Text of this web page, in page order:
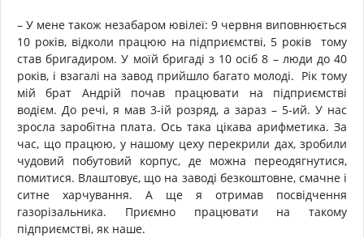
– У мене також незабаром ювілеї: 9 червня виповнюється
10 років, відколи працюю на підприємстві, 5 років тому
став бригадиром. У моїй бригаді з 10 осіб 8 – люди до 40
років, і взагалі на завод прийшло багато молоді. Рік тому
мій брат Андрій почав працювати на підприємстві
водієм. До речі, я мав 3-ій розряд, а зараз – 5-ий. У нас
зросла заробітна плата. Ось така цікава арифметика. За
час, що працюю, у нашому цеху перекрили дах, зробили
чудовий побутовий корпус, де можна переодягнутися,
помитися. Влаштовує, що на заводі безкоштовне, смачне і
ситне харчування. А ще я отримав посвідчення
газорізальника. Приємно працювати на такому
підприємстві, як наше.